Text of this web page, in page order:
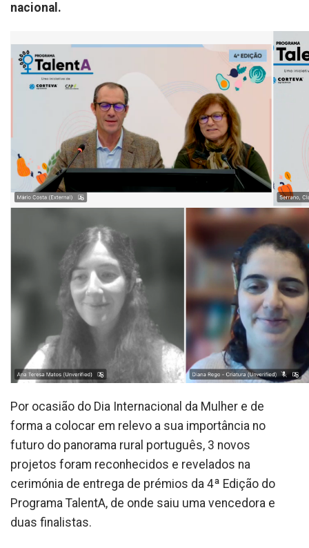
nacional.
Por ocasião do Dia Internacional da Mulher e de
forma a colocar em relevo a sua importância no
futuro do panorama rural português, 3 novos
projetos foram reconhecidos e revelados na
cerimónia de entrega de prémios da 4ª Edição do
Programa TalentA, de onde saiu uma vencedora e
duas finalistas.